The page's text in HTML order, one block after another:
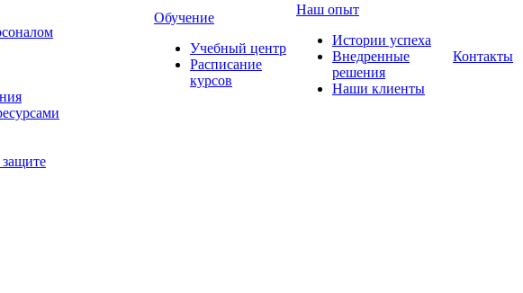
Обучение
Учебный центр
Расписание
курсов
Наш опыт
Истории успеха
Внедренные
решения
Наши клиенты
Контакты